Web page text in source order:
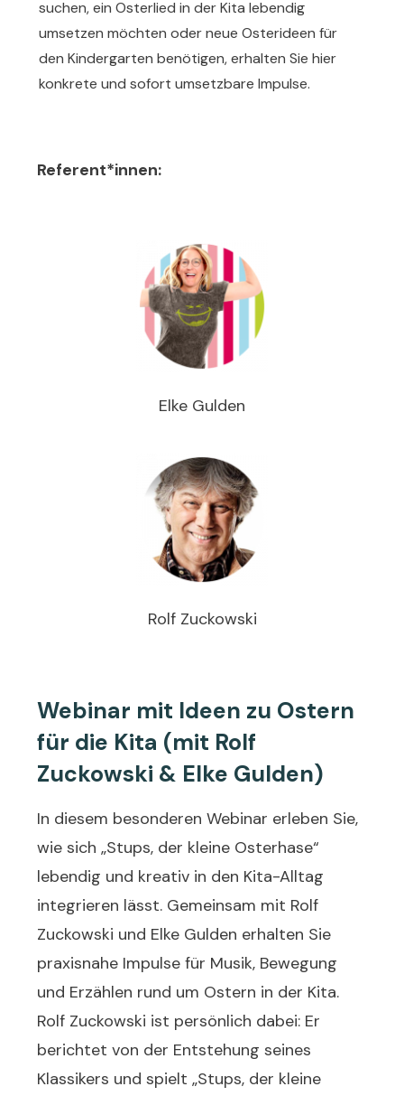
suchen, ein Osterlied in der Kita lebendig
umsetzen möchten oder neue Osterideen für
den Kindergarten benötigen, erhalten Sie hier
konkrete und sofort umsetzbare Impulse.
Referent*innen:
Elke Gulden
Rolf Zuckowski
Webinar mit Ideen zu Ostern
für die Kita (mit Rolf
Zuckowski & Elke Gulden)
In diesem besonderen Webinar erleben Sie,
wie sich „Stups, der kleine Osterhase“
lebendig und kreativ in den Kita-Alltag
integrieren lässt. Gemeinsam mit Rolf
Zuckowski und Elke Gulden erhalten Sie
praxisnahe Impulse für Musik, Bewegung
und Erzählen rund um Ostern in der Kita.
Rolf Zuckowski ist persönlich dabei: Er
berichtet von der Entstehung seines
Klassikers und spielt „Stups, der kleine